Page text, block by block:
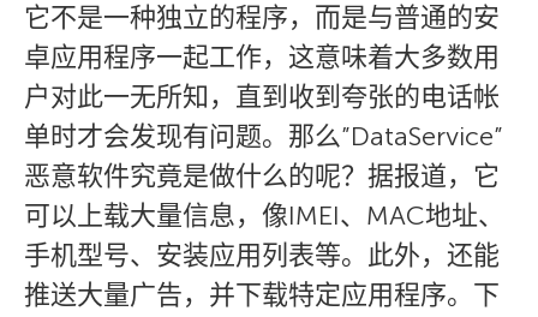
它不是一种独立的程序，而是与普通的安
卓应用程序一起工作，这意味着大多数用
户对此一无所知，直到收到夸张的电话帐
单时才会发现有问题。那么”DataService”
恶意软件究竟是做什么的呢？据报道，它
可以上载大量信息，像IMEI、MAC地址、
手机型号、安装应用列表等。此外，还能
推送大量广告，并下载特定应用程序。下